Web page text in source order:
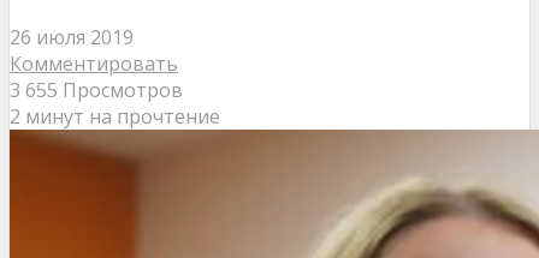
26 июля 2019
Комментировать
3 655 Просмотров
2 минут на прочтение